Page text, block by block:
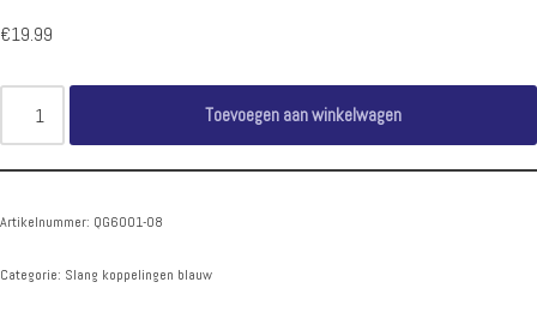
€19.99
Toevoegen aan winkelwagen
Artikelnummer: QG6001-08
Categorie: Slang koppelingen blauw